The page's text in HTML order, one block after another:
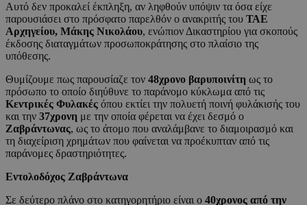
Αυτό δεν προκαλεί έκπληξη, αν ληφθούν υπόψιν τα όσα είχε
παρουσιάσει στο πρόσφατο παρελθόν ο ανακριτής του ΤΑΕ
Αρχηγείου, Μάκης Νικολάου, ενώπιον Δικαστηρίου για σκοπούς
έκδοσης διαταγμάτων προσωποκράτησης στο πλαίσιο της
υπόθεσης.
Θυμίζουμε πως παρουσίαζε τον 48χρονο βαρυποινίτη ως το
πρόσωπο το οποίο διηύθυνε το παράνομο κύκλωμα από τις
Κεντρικές Φυλακές όπου εκτίει την πολυετή ποινή φυλάκισής του
και την 37χρονη με την οποία φέρεται να έχει δεσμό ο
Ζαβράντωνας, ως το άτομο που αναλάμβανε το διαμοιρασμό και
τη διαχείριση χρημάτων που φαίνεται να προέκυπταν από τις
παράνομες δραστηριότητες.
Εντολοδόχος Ζαβράντωνα
Σε δεύτερο πλάνο στο κατηγορητήριο είναι ο 40χρονος από την